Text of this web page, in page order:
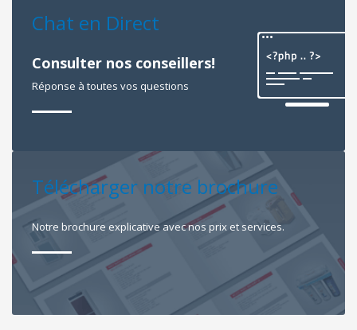
Chat en Direct
Consulter nos conseillers!
Réponse à toutes vos questions
Télécharger notre brochure
Notre brochure explicative avec nos prix et services.